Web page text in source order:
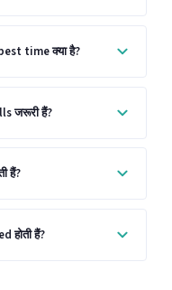
time क्या है?
जरूरी हैं?
हैं?
होती हैं?